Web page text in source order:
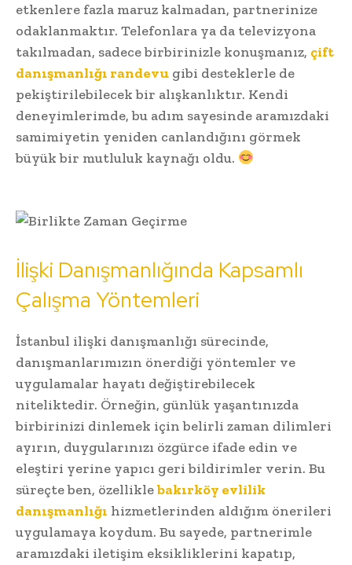
etkenlere fazla maruz kalmadan, partnerinize
odaklanmaktır. Telefonlara ya da televizyona
takılmadan, sadece birbirinizle konuşmanız, çift
danışmanlığı randevu gibi desteklerle de
pekiştirilebilecek bir alışkanlıktır. Kendi
deneyimlerimde, bu adım sayesinde aramızdaki
samimiyetin yeniden canlandığını görmek
büyük bir mutluluk kaynağı oldu.
İlişki Danışmanlığında Kapsamlı
Çalışma Yöntemleri
İstanbul ilişki danışmanlığı sürecinde,
danışmanlarımızın önerdiği yöntemler ve
uygulamalar hayatı değiştirebilecek
niteliktedir. Örneğin, günlük yaşantınızda
birbirinizi dinlemek için belirli zaman dilimleri
ayırın, duygularınızı özgürce ifade edin ve
eleştiri yerine yapıcı geri bildirimler verin. Bu
süreçte ben, özelliklebakırköy evlilik
danışmanlığı hizmetlerinden aldığım önerileri
uygulamaya koydum. Bu sayede, partnerimle
aramızdaki iletişim eksikliklerini kapatıp,